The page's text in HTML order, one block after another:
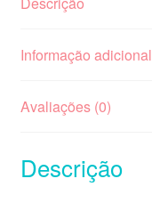
Informação adicional
Avaliações (0)
Descrição